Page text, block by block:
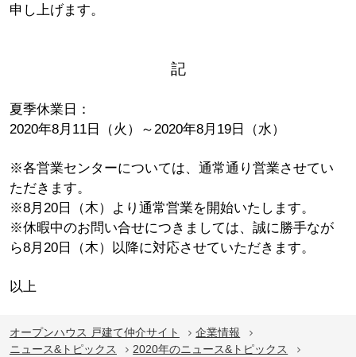
申し上げます。
記
夏季休業日：
2020年8月11日（火）～2020年8月19日（水）
※各営業センターについては、通常通り営業させてい
ただきます。
※8月20日（木）より通常営業を開始いたします。
※休暇中のお問い合せにつきましては、誠に勝手なが
ら8月20日（木）以降に対応させていただきます。
以上
オープンハウス 戸建て仲介サイト
企業情報
ニュース&トピックス
2020年のニュース&トピックス